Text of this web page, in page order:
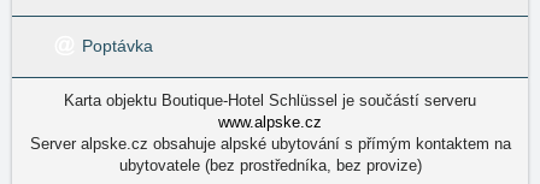
Poptávka
Karta objektu Boutique-Hotel Schlüssel je součástí serveru
www.alpske.cz
Server alpske.cz obsahuje alpské ubytování s přímým kontaktem na
ubytovatele (bez prostředníka, bez provize)